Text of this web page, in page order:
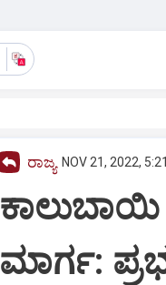
ರಾಜ್ಯ NOV 21, 2022,
ಮಾರ್ಗ: